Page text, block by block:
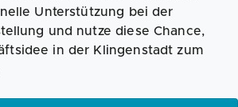
Unterstützung bei der
und nutze diese Chance,
in der Klingenstadt zum